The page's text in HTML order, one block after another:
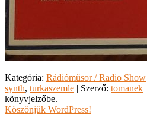
Kategória: Rádióműsor / Radio Show
synth, turkaszemle | Szerző: tomanek |
könyvjelzőbe.
Köszönjük WordPress!